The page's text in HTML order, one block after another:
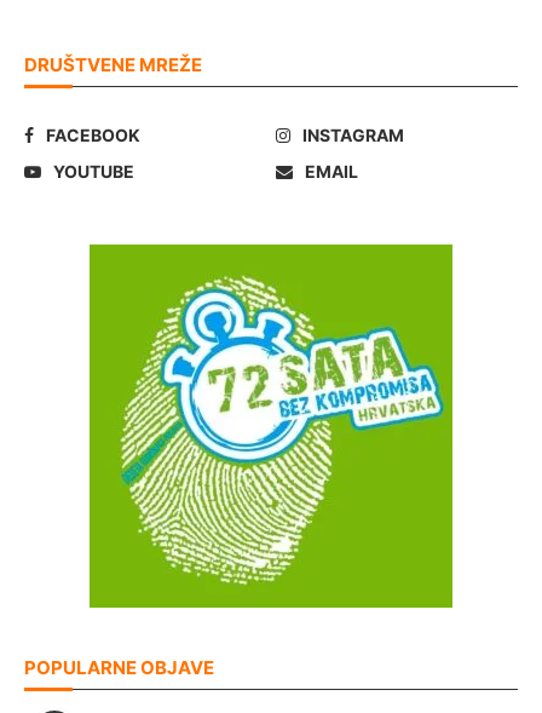
DRUŠTVENE MREŽE
FACEBOOK
INSTAGRAM
YOUTUBE
EMAIL
POPULARNE OBJAVE